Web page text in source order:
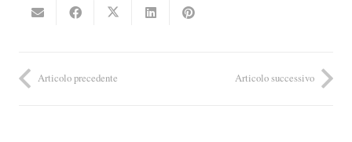
Articolo precedente Articolo successivo